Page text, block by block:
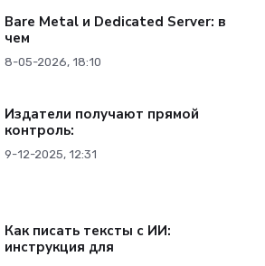
Bare Metal и Dedicated Server: в
чем
8-05-2026, 18:10
Издатели получают прямой
контроль:
9-12-2025, 12:31
Как писать тексты с ИИ:
инструкция для